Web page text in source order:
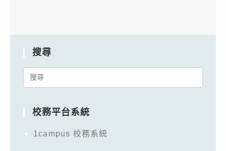
搜尋
Search
校務平台系統
1campus 校務系統